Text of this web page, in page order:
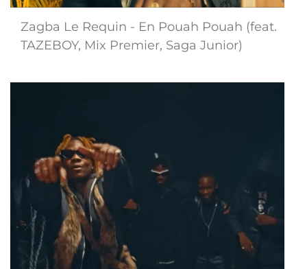
Zagba Le Requin - En Pouah Pouah (feat.
TAZEBOY, Mix Premier, Saga Junior)